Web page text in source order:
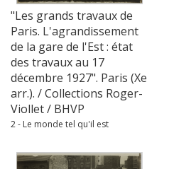
"Les grands travaux de
Paris. L'agrandissement
de la gare de l'Est : état
des travaux au 17
décembre 1927". Paris (Xe
arr.). / Collections Roger-
Viollet / BHVP
2 - Le monde tel qu'il est